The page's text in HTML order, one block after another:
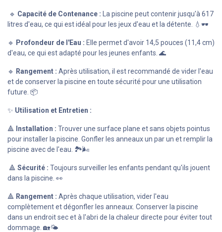
🔹 Capacité de Contenance : La piscine peut contenir jusqu'à 617
litres d'eau, ce qui est idéal pour les jeux d'eau et la détente. 💧🕶️
🔹 Profondeur de l'Eau : Elle permet d'avoir 14,5 pouces (11,4 cm)
d'eau, ce qui est adapté pour les jeunes enfants. 🌊
🔹 Rangement : Après utilisation, il est recommandé de vider l'eau
et de conserver la piscine en toute sécurité pour une utilisation
future. 📦
✨ Utilisation et Entretien :
🔺 Installation : Trouver une surface plane et sans objets pointus
pour installer la piscine. Gonfler les anneaux un par un et remplir la
piscine avec de l'eau. 🏞️🌬️
🔺 Sécurité : Toujours surveiller les enfants pendant qu'ils jouent
dans la piscine. 👀
🔺 Rangement : Après chaque utilisation, vider l'eau
complètement et dégonfler les anneaux. Conserver la piscine
dans un endroit sec et à l'abri de la chaleur directe pour éviter tout
dommage. 🏡🌤️